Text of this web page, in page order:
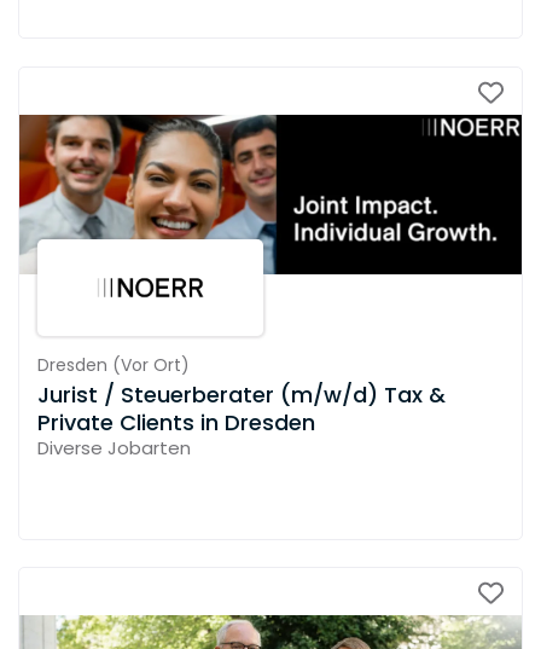
Dresden (Vor Ort)
Jurist / Steuerberater (m/w/d) Tax &
Private Clients in Dresden
Diverse Jobarten